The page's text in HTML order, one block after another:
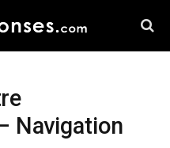
Navigation